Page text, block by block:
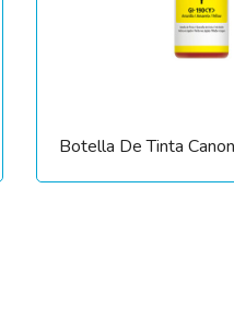
Botella De Tinta